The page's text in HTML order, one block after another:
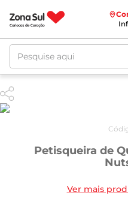
Pesquise aqui
Petisqueira de
Ver mais